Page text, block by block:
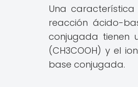
Una
reacción ácido-
conjugada tienen
(CH3COOH) y el
base conjugada.